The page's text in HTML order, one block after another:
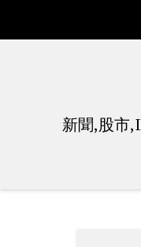
新聞,股市